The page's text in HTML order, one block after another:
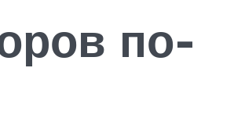
по-